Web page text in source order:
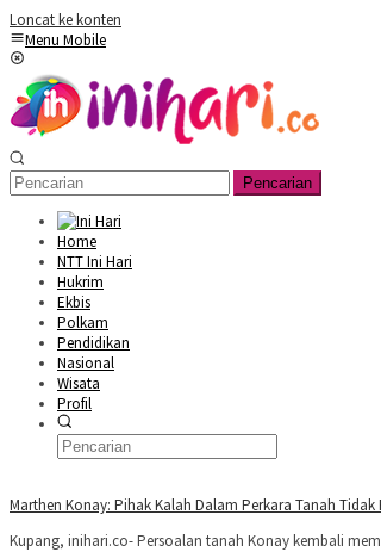
Loncat ke konten
Menu Mobile
Pencarian
Home
NTT Ini Hari
Hukrim
Ekbis
Polkam
Pendidikan
Nasional
Wisata
Profil
Marthen Konay: Pihak Kalah Dalam Perkara Tanah Tidak
Kupang, inihari.co- Persoalan tanah Konay kembali